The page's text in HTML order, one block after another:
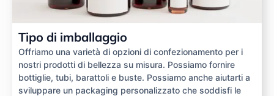
Tipo di imballaggio
Offriamo una varietà di opzioni di confezionamento per i
nostri prodotti di bellezza su misura. Possiamo fornire
bottiglie, tubi, barattoli e buste. Possiamo anche aiutarti a
sviluppare un packaging personalizzato che soddisfi le